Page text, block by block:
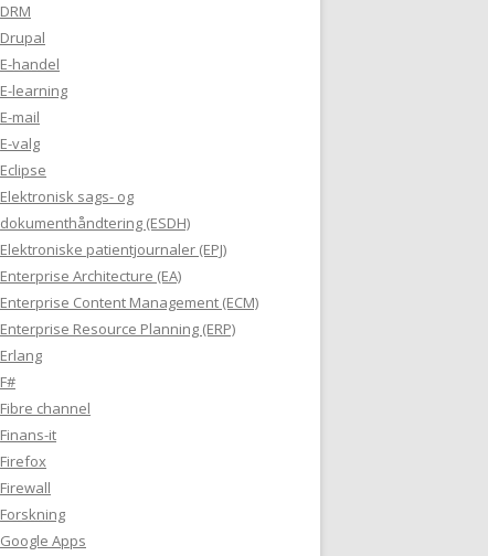
DRM
Drupal
E-handel
E-learning
E-mail
E-valg
Eclipse
Elektronisk sags- og
dokumenthåndtering (ESDH)
Elektroniske patientjournaler (EPJ)
Enterprise Architecture (EA)
Enterprise Content Management (ECM)
Enterprise Resource Planning (ERP)
Erlang
F#
Fibre channel
Finans-it
Firefox
Firewall
Forskning
Google Apps